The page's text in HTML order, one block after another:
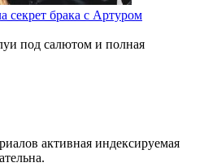
секрет брака с Артуром
под салютом и полная
активная индексируемая